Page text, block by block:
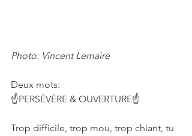
Photo: Vincent Lemaire
Deux mots:
☝️PERSÉVÈRE & OUVERTURE☝️
Trop difficile, trop mou, trop chiant, tu